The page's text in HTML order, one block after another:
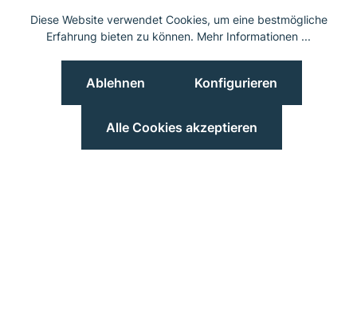
Wir versenden mit
Unsere Socials
© 2023 Hieber Lindberg GmbH © 2023 MGS Loib GmbH
Diese Website verwendet Cookies, um eine bestmögliche
Erfahrung bieten zu können. Mehr Informationen ...
Ablehnen Konfigurieren
Alle Cookies akzeptieren